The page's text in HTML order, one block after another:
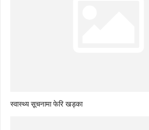
स्वास्थ्य सूचनामा फेरि खड्का